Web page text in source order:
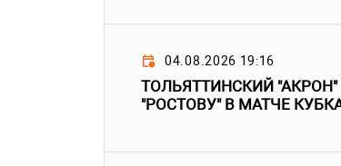
04.08.2026 19:16
ТОЛЬЯТТИНСКИЙ
"РОСТОВУ" В МАТЧЕ